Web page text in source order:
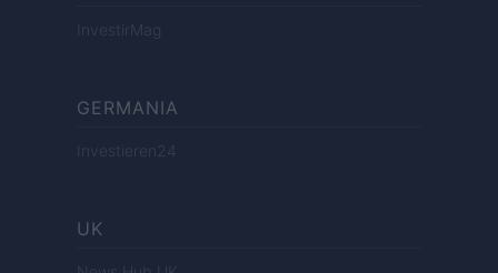
InvestirMag
GERMANIA
Investieren24
UK